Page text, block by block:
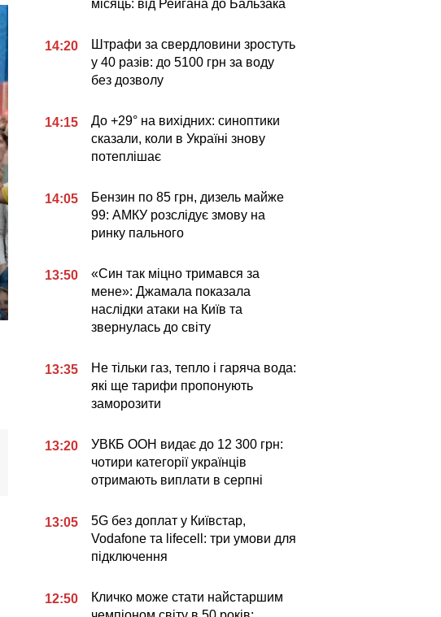
місяць: від Рейгана до Бальзака
14:20
Штрафи за свердловини зростуть
у 40 разів: до 5100 грн за воду
без дозволу
14:15
До +29° на вихідних: синоптики
сказали, коли в Україні знову
потеплішає
14:05
Бензин по 85 грн, дизель майже
99: АМКУ розслідує змову на
ринку пального
13:50
«Син так міцно тримався за
мене»: Джамала показала
наслідки атаки на Київ та
звернулась до світу
13:35
Не тільки газ, тепло і гаряча вода:
які ще тарифи пропонують
заморозити
13:20
УВКБ ООН видає до 12 300 грн:
чотири категорії українців
отримають виплати в серпні
13:05
5G без доплат у Київстар,
Vodafone та lifecell: три умови для
підключення
12:50
Кличко може стати найстаршим